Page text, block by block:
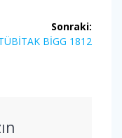
Sonraki:
BİGG 1812